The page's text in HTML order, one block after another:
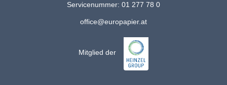
Servicenummer: 01 277 78 0
office@europapier.at
Mitglied der